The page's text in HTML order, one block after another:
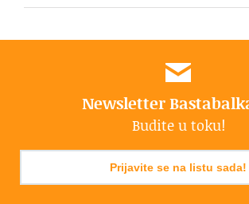
Newsletter
Budite u toku!
Prijavite se na listu sada!